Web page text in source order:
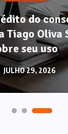
do
Tiago Oliva
seu uso
JULHO 29, 2026